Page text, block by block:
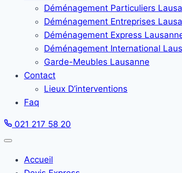
Déménagement Particuliers
Déménagement Entreprises
Déménagement Express
Déménagement International
Garde-Meubles Lausanne
Contact
Lieux D’interventions
Faq
021 217 58 20
Accueil